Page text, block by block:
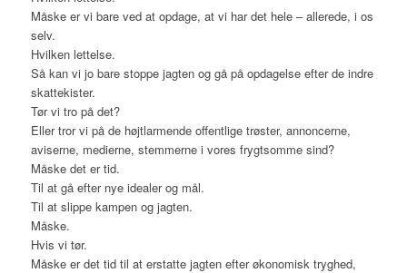
Måske er vi bare ved at opdage, at vi har det hele – allerede, i os
selv.
Hvilken lettelse.
Så kan vi jo bare stoppe jagten og gå på opdagelse efter de indre
skattekister.
Tør vi tro på det?
Eller tror vi på de højtlarmende offentlige trøster, annoncerne,
aviserne, medierne, stemmerne i vores frygtsomme sind?
Måske det er tid.
Til at gå efter nye idealer og mål.
Til at slippe kampen og jagten.
Måske.
Hvis vi tør.
Måske er det tid til at erstatte jagten efter økonomisk tryghed,